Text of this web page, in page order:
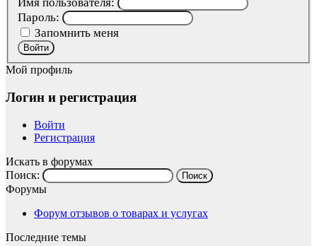
Пароль:
Запомнить меня
Войти
Мой профиль
Логин и регистрация
Войти
Регистрация
Искать в форумах
Поиск:
Форумы
Форум отзывов о товарах и услугах
Последние темы